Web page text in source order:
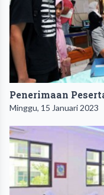
Penerimaan
Minggu, 15 Januari 2023